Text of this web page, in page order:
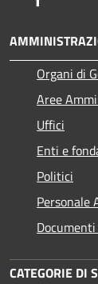
Organi di
Aree
Uffici
Enti e
Politici
Personale
CATEGORIE DI